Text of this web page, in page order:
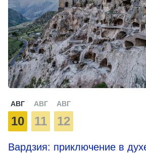
АВГ
10
АВГ
11
АВГ
12
Вардзия: приключение в